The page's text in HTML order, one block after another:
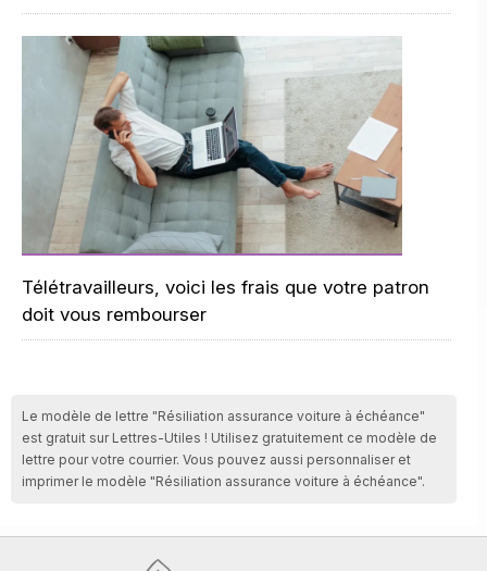
Télétravailleurs, voici les frais que votre patron
doit vous rembourser
Le modèle de lettre "Résiliation assurance voiture à échéance"
est gratuit sur Lettres-Utiles ! Utilisez gratuitement ce modèle de
lettre pour votre courrier. Vous pouvez aussi personnaliser et
imprimer le modèle "Résiliation assurance voiture à échéance".